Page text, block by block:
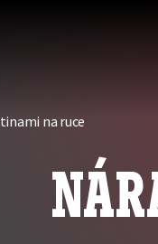
na ruce